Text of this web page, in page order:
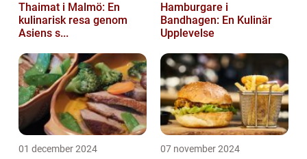
Thaimat i Malmö: En
kulinarisk resa genom
Asiens s...
Hamburgare i
Bandhagen: En Kulinär
Upplevelse
01 december 2024 07 november 2024